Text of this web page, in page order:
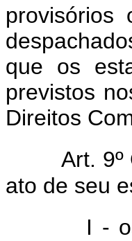
provisórios
que os
previstos
Direitos
Art.
ato de seu
I -